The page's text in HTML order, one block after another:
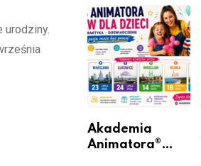
urodziny.
to wsiadł za
kierownicę w
Bolszewie i
uderzył w
ogrodzenie
Akademia
Animatora®